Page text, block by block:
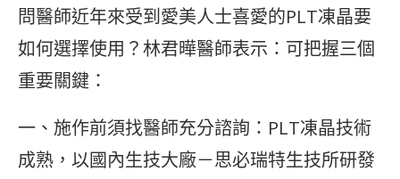
問醫師近年來受到愛美人士喜愛的PLT凍晶要
如何選擇使用？林君曄醫師表示：可把握三個
重要關鍵：
一、施作前須找醫師充分諮詢：PLT凍晶技術
成熟，以國內生技大廠－思必瑞特生技所研發